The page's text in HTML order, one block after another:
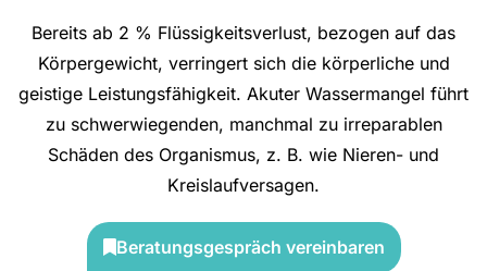
Bereits ab 2 % Flüssigkeitsverlust, bezogen auf das
Körpergewicht, verringert sich die körperliche und
geistige Leistungsfähigkeit. Akuter Wassermangel führt
zu schwerwiegenden, manchmal zu irreparablen
Schäden des Organismus, z. B. wie Nieren- und
Kreislaufversagen.
Beratungsgespräch vereinbaren